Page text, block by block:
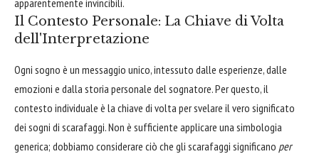
Il Contesto Personale: La Chiave di Volta
dell'Interpretazione
Ogni sogno è un messaggio unico, intessuto dalle esperienze, dalle
emozioni e dalla storia personale del sognatore. Per questo, il
contesto individuale è la chiave di volta per svelare il vero significato
dei sogni di scarafaggi. Non è sufficiente applicare una simbologia
generica; dobbiamo considerare ciò che gli scarafaggi significano per